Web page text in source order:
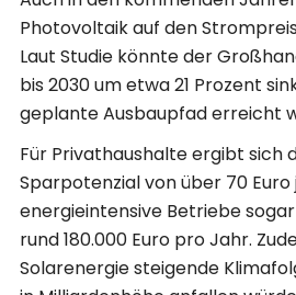
Photovoltaik auf den
Laut Studie könnte der
bis 2030 um etwa 21 Prozent
geplante Ausbaupfad erreicht
Für Privathaushalte ergibt sich
Sparpotenzial von über 70
energieintensive Betriebe
rund 180.000 Euro pro Jahr.
Solarenergie steigende